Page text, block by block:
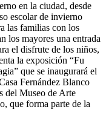
en la ciudad, desde
escolar de invierno
las familias con los
los mayores una entrada
el disfrute de los niños,
la exposición “Fu
que se inaugurará el
Fernández Blanco
del Museo de Arte
que forma parte de la